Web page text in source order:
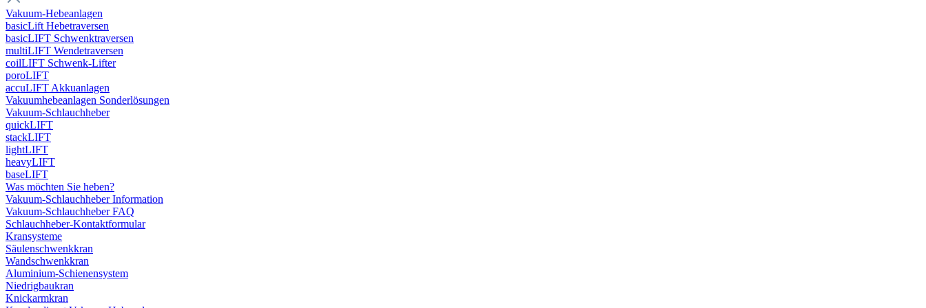
Vakuum-Hebeanlagen
basicLift Hebetraversen
basicLIFT Schwenktraversen
multiLIFT Wendetraversen
coilLIFT Schwenk-Lifter
poroLIFT
accuLIFT Akkuanlagen
Vakuumhebeanlagen Sonderlösungen
Vakuum-Schlauchheber
quickLIFT
stackLIFT
lightLIFT
heavyLIFT
baseLIFT
Was möchten Sie heben?
Vakuum-Schlauchheber Information
Vakuum-Schlauchheber FAQ
Schlauchheber-Kontaktformular
Kransysteme
Säulenschwenkkran
Wandschwenkkran
Aluminium-Schienensystem
Niedrigbaukran
Knickarmkran